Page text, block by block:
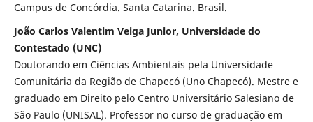
Campus de Concórdia. Santa Catarina. Brasil.
João Carlos Valentim Veiga Junior, Universidade do
Contestado (UNC)
Doutorando em Ciências Ambientais pela Universidade
Comunitária da Região de Chapecó (Uno Chapecó). Mestre e
graduado em Direito pelo Centro Universitário Salesiano de
São Paulo (UNISAL). Professor no curso de graduação em